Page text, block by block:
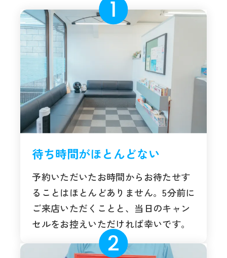
待ち時間がほとんどない
予約いただいたお時間からお待たせす
ることはほとんどありません。5分前に
ご来店いただくことと、当日のキャン
セルをお控えいただければ幸いです。